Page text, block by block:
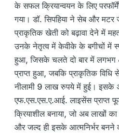
के सफल क्रियान्वयन के लिए
गया। डॉ. सिपहिया ने सेब और
प्राकृतिक खेती को बढ़ावा देने में
उनके नेतृत्व में केवीके के बगीचों में
हुआ, जिसके चलते दो बार में लगभग
प्राप्त हुआ, जबकि प्राकृतिक विधि
नीलामी 9 लाख रुपये में हुई। इसके
एफ.एस.एस.ए.आई. लाइसेंस प्राप्त
क्रियाशील बनाया, जो अब लाखों
और जल्द ही इसके आत्मनिर्भर बनने